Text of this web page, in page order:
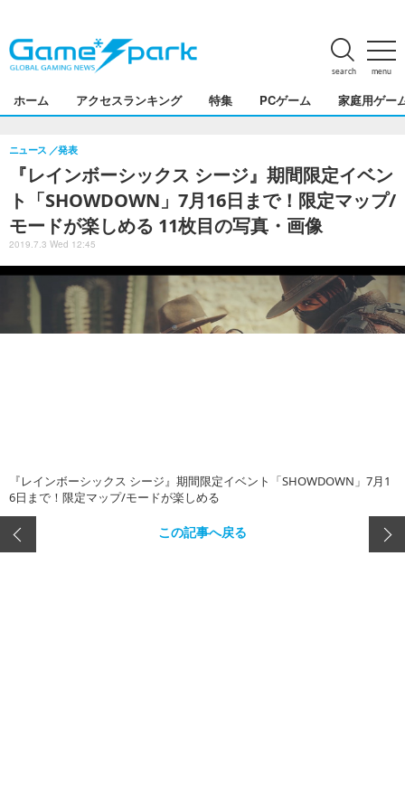
menu
search
ホーム アクセスランキング 特集 PCゲーム 家庭用ゲー
『レインボーシックス シージ』期間限定イベン
ト「SHOWDOWN」7月16日まで！限定マップ/
モードが楽しめる 11枚目の写真・画像
ニュース 発表
2019.7.3 Wed 12:45
『レインボーシックス シージ』期間限定イベント「SHOWDOWN」7月1
6日まで！限定マップ/モードが楽しめる
この記事へ戻る